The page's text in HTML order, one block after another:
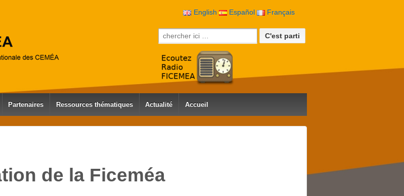
English Español Français
Recherche pour:
Partenaires Ressources thématiques Actualité Accueil
de la Ficeméa